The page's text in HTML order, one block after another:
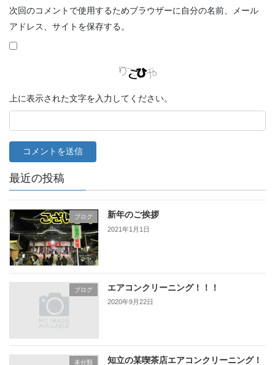
次回のコメントで使用するためブラウザーに自分の名前、メール
アドレス、サイトを保存する。
上に表示された文字を入力してください。
最近の投稿
ブログ 新年のご挨拶
2021年1月1日
ブログ エアコンクリーニング！！！
2020年9月22日
未分類 知立の某喫茶店エアコンクリーニング！